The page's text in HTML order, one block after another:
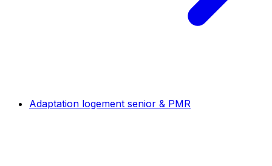
Adaptation logement senior & PMR